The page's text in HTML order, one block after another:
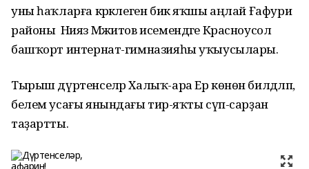
уны һаҡларға кәрәклеген бик яҡшы аңлай Ғафури
районы Нияз Мәжитов исемендәге Красноусол
башҡорт интернат-гимназияһы уҡыусылары.
Тырыш дүртенселәр Халыҡ-ара Ер көнөн билдәләп,
белем усағы янындағы тирә-яҡты сүп-сарҙан
таҙартты.